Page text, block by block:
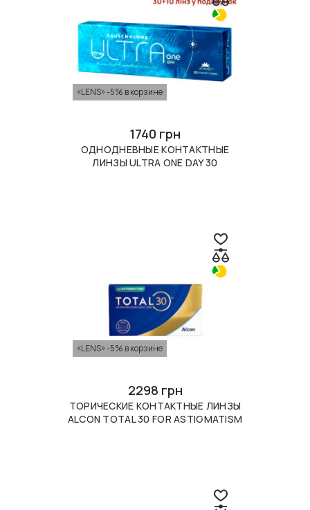
«LENS» -5% в корзине
1740 грн
ОДНОДНЕВНЫЕ КОНТАКТНЫЕ
ЛИНЗЫ ULTRA ONE DAY 30
«LENS» -5% в корзине
2298 грн
ТОРИЧЕСКИЕ КОНТАКТНЫЕ ЛИНЗЫ
ALCON TOTAL 30 FOR ASTIGMATISM